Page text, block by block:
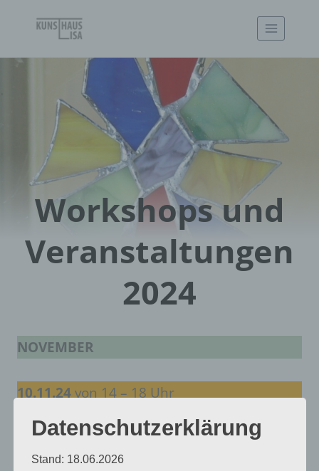
springen
Workshops und
Veranstaltungen
2024
NOVEMBER
10.11.24von 14 – 18 Uhr
Rund um den Rücken– Übungen und
Selbstmassage mit Susanne Backs,
Datenschutzerklärung
Stand: 18.06.2026